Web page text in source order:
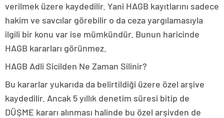
verilmek üzere kaydedilir. Yani HAGB kayıtlarını sadece
hakim ve savcılar görebilir o da ceza yargılamasıyla
ilgili bir konu var ise mümkündür. Bunun haricinde
HAGB kararları görünmez.
HAGB Adli Sicilden Ne Zaman Silinir?
Bu kararlar yukarıda da belirtildiği üzere özel arşive
kaydedilir. Ancak 5 yıllık denetim süresi bitip de
DÜŞME kararı alınması halinde bu özel arşivden de